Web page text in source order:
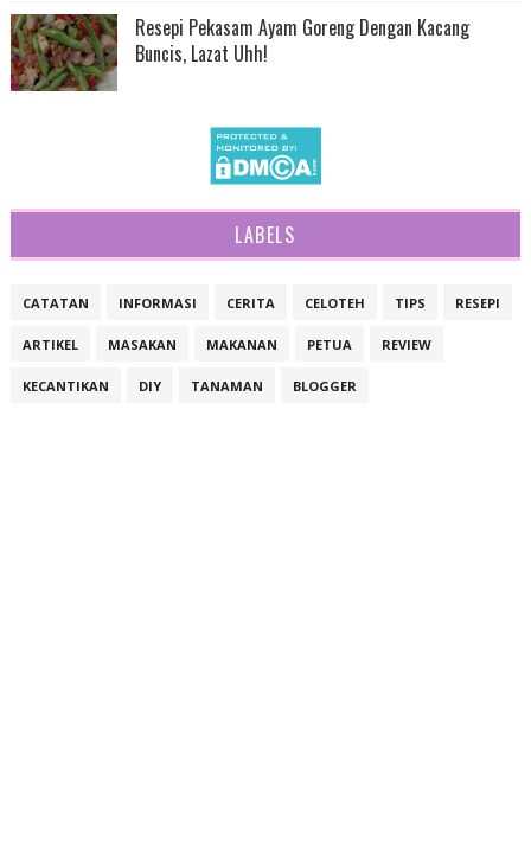
Resepi Pekasam Ayam Goreng Dengan Kacang
Buncis, Lazat Uhh!
LABELS
CATATAN INFORMASI CERITA CELOTEH TIPS RESEPI
ARTIKEL MASAKAN MAKANAN PETUA REVIEW
KECANTIKAN DIY TANAMAN BLOGGER